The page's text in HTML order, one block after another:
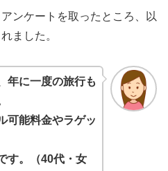
ンケートを取ったところ、以
ました。
年に一度の旅行も
可能料金やラゲッ
す。（40代・女